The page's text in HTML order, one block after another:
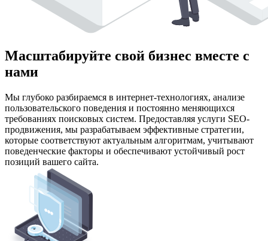
Масштабируйте свой бизнес вместе с
нами
Мы глубоко разбираемся в интернет-технологиях, анализе
пользовательского поведения и постоянно меняющихся
требованиях поисковых систем. Предоставляя услуги SEO-
продвижения, мы разрабатываем эффективные стратегии,
которые соответствуют актуальным алгоритмам, учитывают
поведенческие факторы и обеспечивают устойчивый рост
позиций вашего сайта.